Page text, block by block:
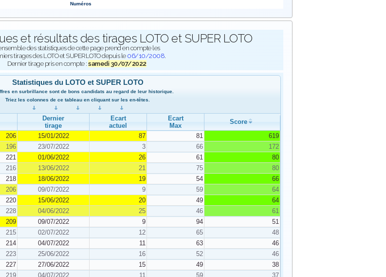
Numéros
et résultats des tirages LOTO et SUPER LOTO
des statistiques de cette page prend en compte les
tirages des LOTO et SUPERLOTO depuis le06/10/2008.
Dernier tirage pris en compte :samedi 30/07/2022
Statistiques du LOTO et SUPER LOTO
en surbrillance sont de bons candidats au regard de leur historique.
Triez les colonnes de ce tableau en cliquant sur les en-têtes.
Dernier
tirage
Ecart
actuel
Ecart
Max
Score
206 15/01/2022 87 81
619
196 23/07/2022 3 66
172
221 01/06/2022 26 61
80
216 13/06/2022 21 75
80
218 18/06/2022 19 54
66
206 09/07/2022 9 59
64
220 15/06/2022 20 49
64
228 04/06/2022 25 46
61
209 09/07/2022 9 94
51
215 02/07/2022 12 65
48
214 04/07/2022 11 63
46
223 25/06/2022 16 52
46
227 27/06/2022 15 49
38
219 04/07/2022 11 59
37